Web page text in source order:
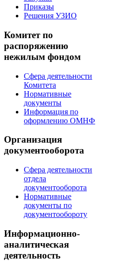
Приказы
Решения УЗИО
Комитет по
распоряжению
нежилым фондом
Сфера деятельности
Комитета
Нормативные
документы
Информация по
оформлению ОМНФ
Организация
документооборота
Сфера деятельности
отдела
документооборота
Нормативные
документы по
документообороту
Информационно-
аналитическая
деятельность